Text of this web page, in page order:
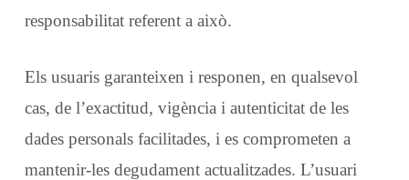
responsabilitat referent a això.
Els usuaris garanteixen i responen, en qualsevol
cas, de l’exactitud, vigència i autenticitat de les
dades personals facilitades, i es comprometen a
mantenir-les degudament actualitzades. L’usuari